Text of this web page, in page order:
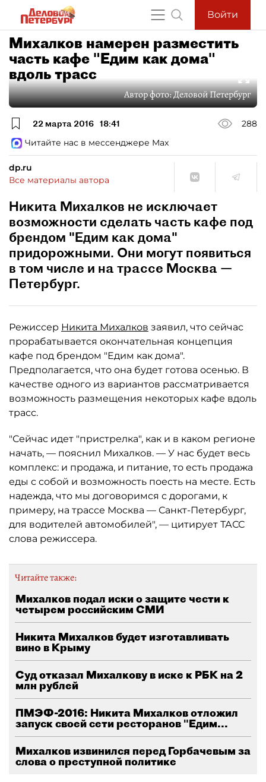
Войти
Михалков намерен разместить
часть кафе "Едим как дома"
вдоль трасс
Автор фото:Деловой Петербург
22 марта 2016 18:41
288
Читайте нас в мессенджере Max
dp.ru
Все материалы автора
Никита Михалков не исключает
возможности сделать часть кафе под
брендом "Едим как дома"
придорожными. Они могут появиться
в том числе и на трассе Москва —
Петербург.
Режиссер Никита Михалков заявил, что сейчас
прорабатывается окончательная концепция
кафе под брендом "Едим как дома".
Предполагается, что она будет готова осенью. В
качестве одного из вариантов рассматривается
возможность размещения некоторых кафе вдоль
трасс.
"Сейчас идет "пристрелка", как и в каком регионе
начать, — пояснил Михалков. — У нас будет весь
комплекс: и продажа, и питание, то есть продажа
еды с собой и возможность поесть на месте. Есть
надежда, что мы договоримся с дорогами, к
примеру, на трассе Москва — Санкт-Петербург,
для водителей автомобилей", — цитирует ТАСС
слова режиссера.
Читайте также:
Михалков подал иски о защите чести к
четырем российским СМИ
Никита Михалков будет изготавливать
вино в Крыму
Суд отказал Михалкову в иске к РБК на 2
млн рублей
ПМЭФ-2016: Никита Михалков отложил
запуск своей сети ресторанов "Едим...
Михалков извинился перед Горбачевым за
слова о преступной политике